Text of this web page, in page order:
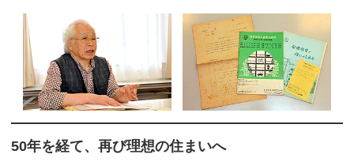
50年を経て、再び理想の住まいへ